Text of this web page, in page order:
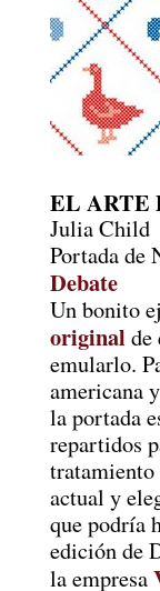
EL ARTE
Julia Child
Portada de
Debate
Un bonito
original de
emularlo.
americana
la portada
repartidos
tratamiento
actual y
que podría
edición de
la empresa